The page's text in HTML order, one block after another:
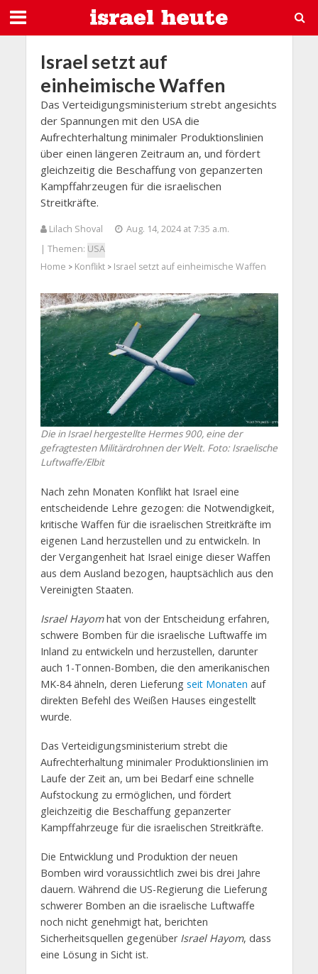
Israel setzt auf
einheimische Waffen
Das Verteidigungsministerium strebt angesichts
der Spannungen mit den USA die
Aufrechterhaltung minimaler Produktionslinien
über einen längeren Zeitraum an, und fördert
gleichzeitig die Beschaffung von gepanzerten
Kampffahrzeugen für die israelischen
Streitkräfte.
Lilach Shoval
Aug. 14, 2024 at 7:35 a.m.
| Themen: USA
Home > Konflikt> Israel setzt auf einheimische Waffen
Die in Israel hergestellte Hermes 900, eine der
gefragtesten Militärdrohnen der Welt. Foto: Israelische
Luftwaffe/Elbit
Nach zehn Monaten Konflikt hat Israel eine
entscheidende Lehre gezogen: die Notwendigkeit,
kritische Waffen für die israelischen Streitkräfte im
eigenen Land herzustellen und zu entwickeln. In
der Vergangenheit hat Israel einige dieser Waffen
aus dem Ausland bezogen, hauptsächlich aus den
Vereinigten Staaten.
Israel Hayomhat von der Entscheidung erfahren,
schwere Bomben für die israelische Luftwaffe im
Inland zu entwickeln und herzustellen, darunter
auch 1-Tonnen-Bomben, die den amerikanischen
MK-84 ähneln, deren Lieferung seit Monaten auf
direkten Befehl des Weißen Hauses eingestellt
wurde.
Das Verteidigungsministerium strebt die
Aufrechterhaltung minimaler Produktionslinien im
Laufe der Zeit an, um bei Bedarf eine schnelle
Aufstockung zu ermöglichen, und fördert
gleichzeitig die Beschaffung gepanzerter
Kampffahrzeuge für die israelischen Streitkräfte.
Die Entwicklung und Produktion der neuen
Bomben wird voraussichtlich zwei bis drei Jahre
dauern. Während die US-Regierung die Lieferung
schwerer Bomben an die israelische Luftwaffe
noch nicht genehmigt hat, berichten
Sicherheitsquellen gegenüber Israel Hayom, dass
eine Lösung in Sicht ist.